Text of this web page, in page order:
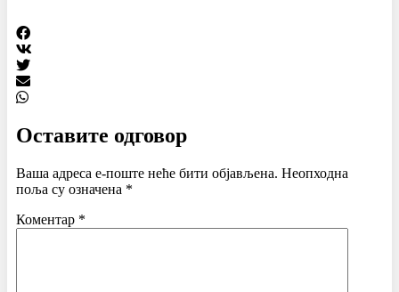
Оставите одговор
Ваша адреса е-поште неће бити објављена. Неопходна
поља су означена *
Коментар *